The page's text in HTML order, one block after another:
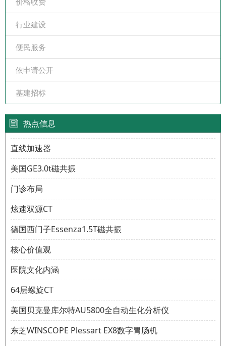
行业建设
便民服务
依申请公开
基建招标
热点信息
直线加速器
美国GE3.0t磁共振
门诊布局
炫速双源CT
德国西门子Essenza1.5T磁共振
核心价值观
医院文化内涵
64层螺旋CT
美国贝克曼库尔特AU5800全自动生化分析仪
东芝WINSCOPE Plessart EX8数字胃肠机